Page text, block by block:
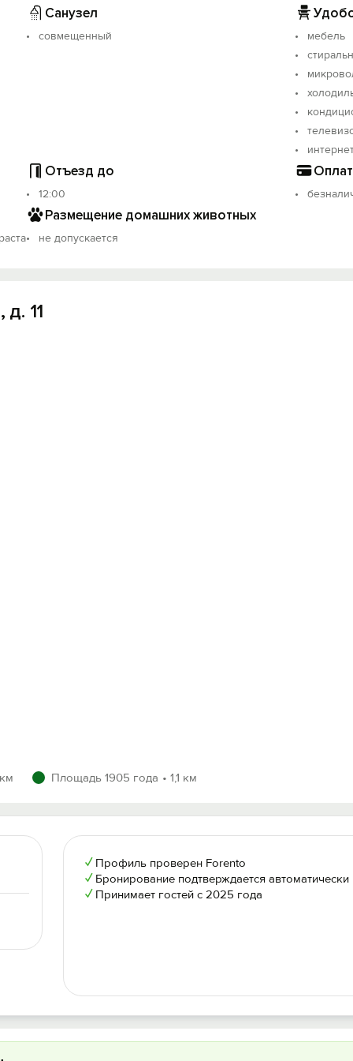
200 рублей за каждого дополнительного гостя в
для одного гостя. Стоимость дополнительного
и фотографиям. Чистота, продуманный интерьер,
квартиры.
Санузел
совмещенный
мебель
Отъезд до
12:00
Размещение домашних животных
не допускается
11
Площадь 1905 года 1,1 км
✓ Профиль проверен Forento
✓ Бронирование подтверждается автоматически
✓ Принимает гостей с 2025 года